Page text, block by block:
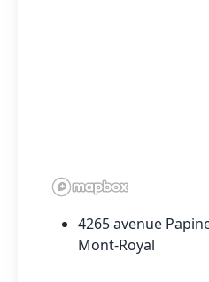
4265 avenue
Mont-Royal